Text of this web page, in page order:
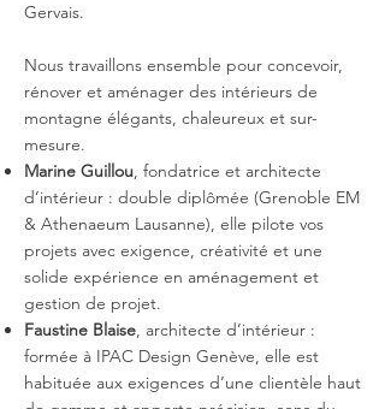
Gervais.
Nous travaillons ensemble pour concevoir,
rénover et aménager des intérieurs de
montagne élégants, chaleureux et sur-
mesure.
Marine Guillou, fondatrice et architecte
d’intérieur : double diplômée (Grenoble EM
& Athenaeum Lausanne), elle pilote vos
projets avec exigence, créativité et une
solide expérience en aménagement et
gestion de projet.
Faustine Blaise, architecte d’intérieur :
formée à IPAC Design Genève, elle est
habituée aux exigences d’une clientèle haut